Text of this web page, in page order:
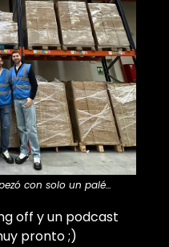
con solo un palé…
off y un podcast
pronto ;)